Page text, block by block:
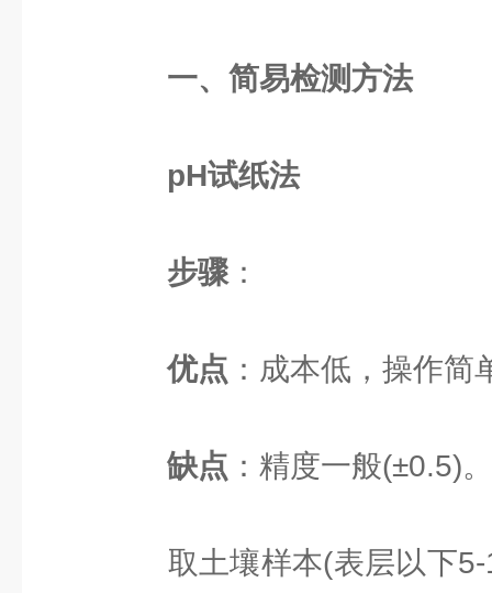
一、简易检测方法
pH试纸法
步骤 ：
优点 ：成本低，操作简
缺点 ：精度一般(±0.5)。
取土壤样本(表层以下5-